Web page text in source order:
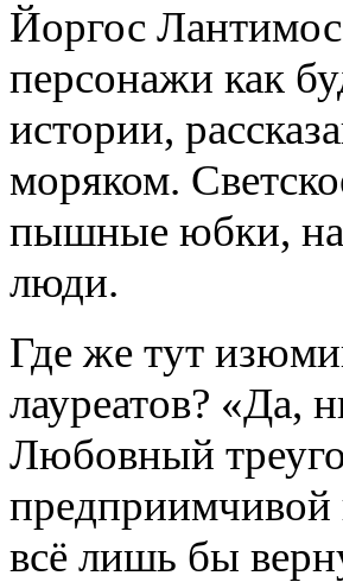
Йоргос Лантимос
персонажи как
истории,
моряком.
пышные юбки, на
люди.
Где же тут
лауреатов? «Да,
Любовный
предприимчивой
всё лишь бы